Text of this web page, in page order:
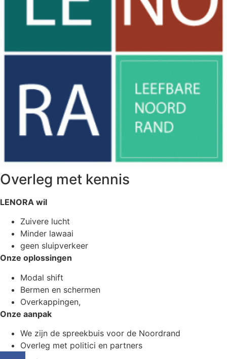
Overleg met kennis
LENORA wil
Zuivere lucht
Minder lawaai
geen sluipverkeer
Onze oplossingen
Modal shift
Bermen en schermen
Overkappingen,
Onze aanpak
We zijn de spreekbuis voor de Noordrand
Overleg met politici en partners